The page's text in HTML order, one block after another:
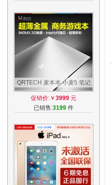
QRTECH 麦本本 小麦5 笔记
本电脑15.6轻薄便携手提办公
商务游戏本
促销价:￥ 3999 元
已销售:3199 件